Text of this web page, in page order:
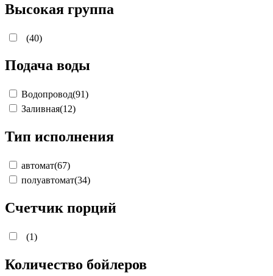
Высокая группа
(40)
Подача воды
Водопровод(91)
Заливная(12)
Тип исполнения
автомат(67)
полуавтомат(34)
Счетчик порций
(1)
Количество бойлеров